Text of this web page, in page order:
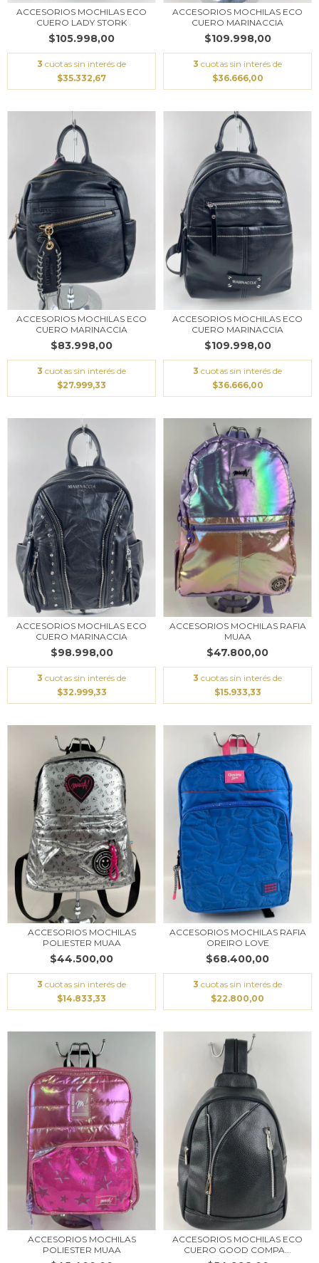
ACCESORIOS MOCHILAS ECO
CUERO LADY STORK
$105.998,00
3 cuotas sin interés de
$35.332,67
ACCESORIOS MOCHILAS ECO
CUERO MARINACCIA
$109.998,00
3 cuotas sin interés de
$36.666,00
ACCESORIOS MOCHILAS ECO
CUERO MARINACCIA
$83.998,00
3 cuotas sin interés de
$27.999,33
ACCESORIOS MOCHILAS ECO
CUERO MARINACCIA
$109.998,00
3 cuotas sin interés de
$36.666,00
ACCESORIOS MOCHILAS ECO
CUERO MARINACCIA
$98.998,00
3 cuotas sin interés de
$32.999,33
ACCESORIOS MOCHILAS RAFIA
MUAA
$47.800,00
3 cuotas sin interés de
$15.933,33
ACCESORIOS MOCHILAS
POLIESTER MUAA
$44.500,00
3 cuotas sin interés de
$14.833,33
ACCESORIOS MOCHILAS RAFIA
OREIRO LOVE
$68.400,00
3 cuotas sin interés de
$22.800,00
ACCESORIOS MOCHILAS
POLIESTER MUAA
ACCESORIOS MOCHILAS ECO
CUERO GOOD COMPA...